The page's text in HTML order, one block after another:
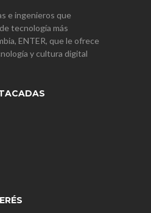
e ingenieros que
tecnología más
ENTER, que le ofrece
y cultura digital